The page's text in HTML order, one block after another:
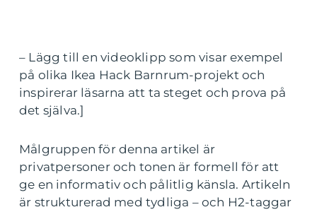
– Lägg till en videoklipp som visar exempel
på olika Ikea Hack Barnrum-projekt och
inspirerar läsarna att ta steget och prova på
det själva.]
Målgruppen för denna artikel är
privatpersoner och tonen är formell för att
ge en informativ och pålitlig känsla. Artikeln
är strukturerad med tydliga – och H2-taggar